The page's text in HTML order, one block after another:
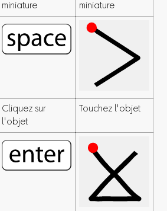
miniature
miniature
Cliquez sur
l'objet
Touchez l'objet